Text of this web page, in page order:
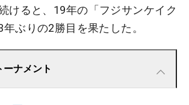
けると、19年の「フジサンケイク
ぶりの2勝目を果たした。
ーナメント